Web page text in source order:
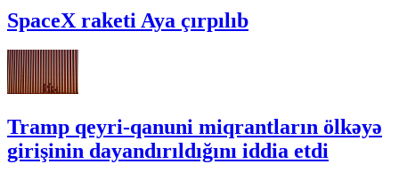
SpaceX raketi Aya çırpılıb
Tramp qeyri-qanuni miqrantların ölkəyə
girişinin dayandırıldığını iddia etdi